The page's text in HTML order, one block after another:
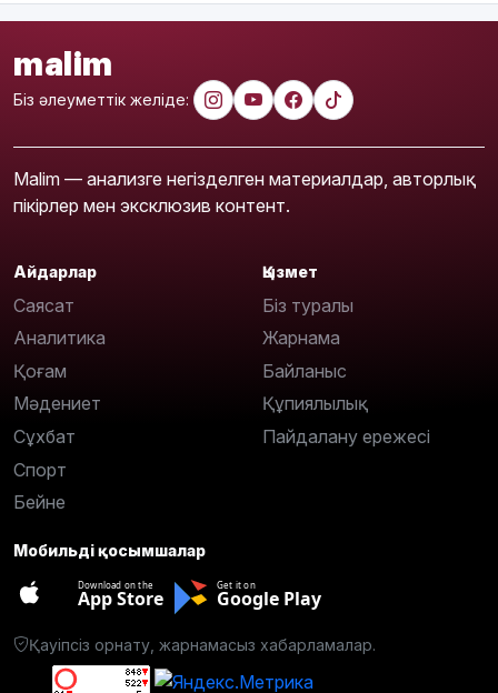
malim
Біз әлеуметтік желіде:
Malim — анализге негізделген материалдар, авторлық
пікірлер мен эксклюзив контент.
Айдарлар
Саясат
Аналитика
Қоғам
Мәдениет
Сұхбат
Спорт
Бейне
Қызмет
Біз туралы
Жарнама
Байланыс
Құпиялылық
Пайдалану ережесі
Мобильді қосымшалар
Download on the
App Store
Get it on
Google Play
Қауіпсіз орнату, жарнамасыз хабарламалар.